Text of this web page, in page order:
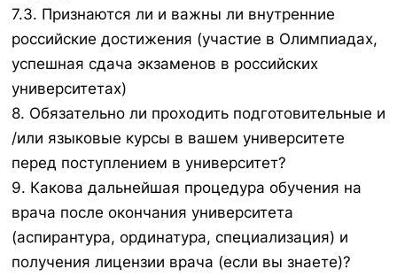
7.3. Признаются ли и важны ли внутренние
российские достижения (участие в Олимпиадах,
успешная сдача экзаменов в российских
университетах)
8. Обязательно ли проходить подготовительные и
/или языковые курсы в вашем университете
перед поступлением в университет?
9. Какова дальнейшая процедура обучения на
врача после окончания университета
(аспирантура, ординатура, специализация) и
получения лицензии врача (если вы знаете)?